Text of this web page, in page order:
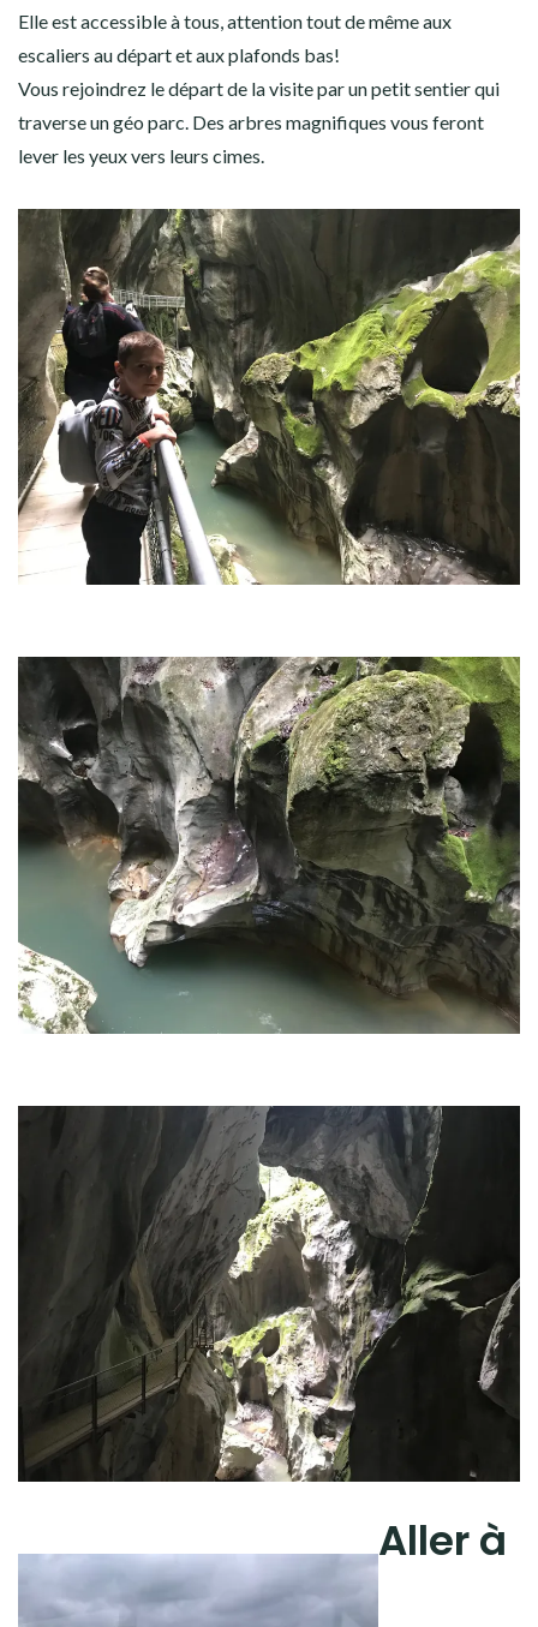
Elle est accessible à tous, attention tout de même aux
escaliers au départ et aux plafonds bas!
Vous rejoindrez le départ de la visite par un petit sentier qui
traverse un géo parc. Des arbres magnifiques vous feront
lever les yeux vers leurs cimes.
Aller à